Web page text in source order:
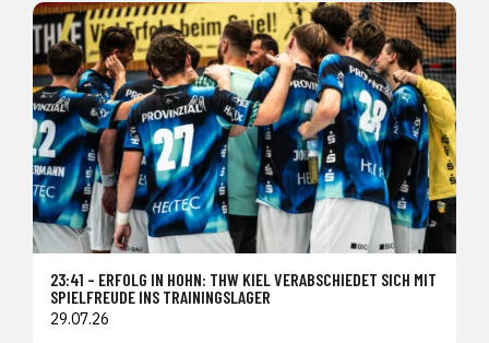
23:41 – ERFOLG IN HOHN: THW KIEL VERABSCHIEDET SICH MIT
SPIELFREUDE INS TRAININGSLAGER
29.07.26